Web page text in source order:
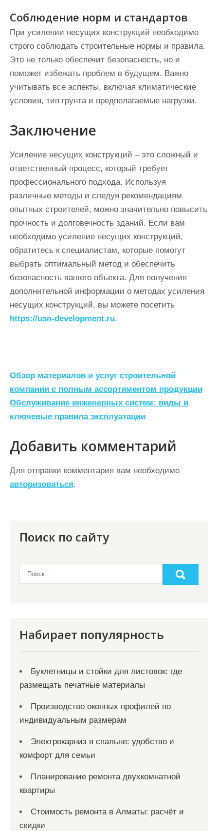
Соблюдение норм и стандартов
При усилении несущих конструкций необходимо
строго соблюдать строительные нормы и правила.
Это не только обеспечит безопасность, но и
поможет избежать проблем в будущем. Важно
учитывать все аспекты, включая климатические
условия, тип грунта и предполагаемые нагрузки.
Заключение
Усиление несущих конструкций – это сложный и
ответственный процесс, который требует
профессионального подхода. Используя
различные методы и следуя рекомендациям
опытных строителей, можно значительно повысить
прочность и долговечность зданий. Если вам
необходимо усиление несущих конструкций,
обратитесь к специалистам, которые помогут
выбрать оптимальный метод и обеспечить
безопасность вашего объекта. Для получения
дополнительной информации о методах усиления
несущих конструкций, вы можете посетить
https://usn-development.ru.
Н
а
в
и
г
а
ц
и
м
Обзор материалов и услуг строительной
компании с полным ассортиментом продукции
Обслуживание инженерных систем: виды и
ключевые правила эксплуатации
Добавить комментарий
Для отправки комментария вам необходимо
авторизоваться.
Поиск по сайту
Набирает популярность
Буклетницы и стойки для листовок: где
размещать печатные материалы
Производство оконных профилей по
индивидуальным размерам
Электрокарниз в спальне: удобство и
комфорт для семьи
Планирование ремонта двухкомнатной
квартиры
Стоимость ремонта в Алматы: расчёт и
скидки